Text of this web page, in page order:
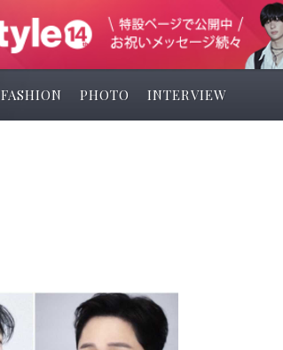
FASHION PHOTO INTERVIEW